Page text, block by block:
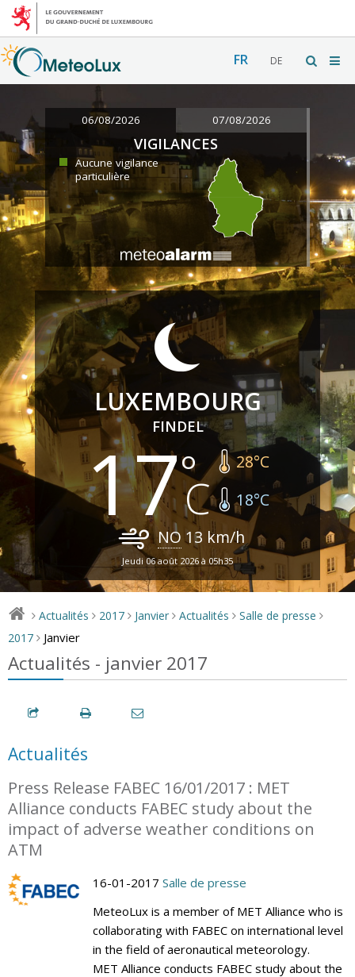
FR DE
06/08/2026 07/08/2026
VIGILANCES
Aucune vigilance
particulière
LUXEMBOURG
FINDEL
17 28°C
18°C
NO 13 km/h
Jeudi 06 août 2026 à 05h35
> Actualités > 2017 > Janvier > Actualités > Salle de presse >
2017 > Janvier
Actualités - janvier 2017
Actualités
Press Release FABEC 16/01/2017 : MET
Alliance conducts FABEC study about the
impact of adverse weather conditions on
ATM
16-01-2017 Salle de presse
MeteoLux is a member of MET Alliance who is
collaborating with FABEC on international level
in the field of aeronautical meteorology.
MET Alliance conducts FABEC study about the